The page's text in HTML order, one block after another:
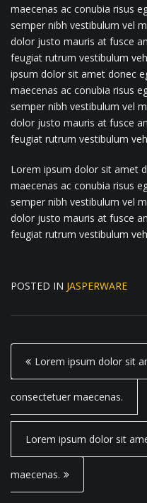
maecenas ac conubia risus
semper nibh vestibulum vel
dolor justo mauris at fusce
feugiat rutrum vestibulum
ipsum dolor sit amet donec
maecenas ac conubia risus
semper nibh vestibulum vel
dolor justo mauris at fusce
feugiat rutrum vestibulum
Lorem ipsum dolor sit amet
maecenas ac conubia risus
semper nibh vestibulum vel
dolor justo mauris at fusce
feugiat rutrum vestibulum
POSTED IN JASPERWARE
P
o
s
t
a
v
Lorem ipsum dolor sit
consectetuer maecenas.
Lorem ipsum dolor sit
maecenas.